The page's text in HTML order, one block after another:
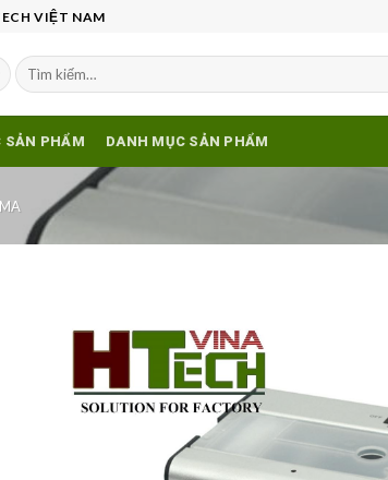
VIỆT NAM
Tìm
kiếm:
SẢN PHẨM DANH MỤC SẢN PHẨM